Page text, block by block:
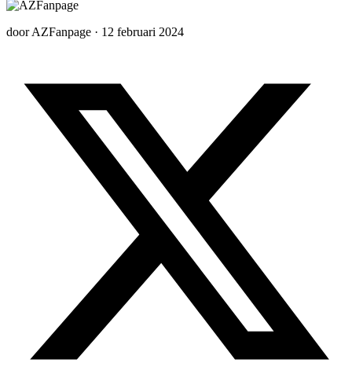
door AZFanpage · 12 februari 2024